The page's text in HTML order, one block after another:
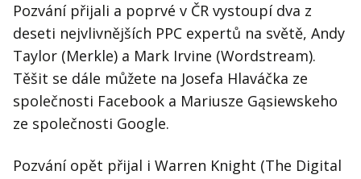
Pozvání přijali a poprvé v ČR vystoupí dva z
deseti nejvlivnějších PPC expertů na světě, Andy
Taylor (Merkle) a Mark Irvine (Wordstream).
Těšit se dále můžete na Josefa Hlaváčka ze
společnosti Facebook a Mariusze Gąsiewskeho
ze společnosti Google.
Pozvání opět přijal i Warren Knight (The Digital